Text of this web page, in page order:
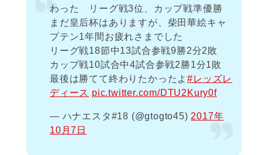
わった リーグ戦3位、カップ戦準優勝
まだ皇后杯はありますが、柴田華絵キャ
プテン1年間お疲れさまでした
リーグ戦18節中13試合参戦9勝2分2敗
カップ戦10試合中4試合参戦2勝1分1敗
最後は勝てて終わりたかったよ#レッズレ
ディース pic.twitter.com/DTU2Kury0f
— ハナエスタ#18 (@gtogto45) 2017年
10月7日